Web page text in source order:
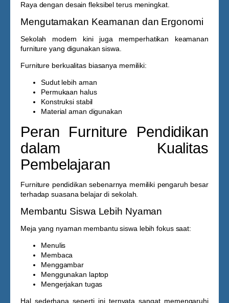
Raya dengan desain fleksibel terus meningkat.
Mengutamakan Keamanan dan Ergonomi
Sekolah modern kini juga memperhatikan keamanan
furniture yang digunakan siswa.
Furniture berkualitas biasanya memiliki:
Sudut lebih aman
Permukaan halus
Konstruksi stabil
Material aman digunakan
Peran Furniture Pendidikan
dalam Kualitas
Pembelajaran
Furniture pendidikan sebenarnya memiliki pengaruh besar
terhadap suasana belajar di sekolah.
Membantu Siswa Lebih Nyaman
Meja yang nyaman membantu siswa lebih fokus saat:
Menulis
Membaca
Menggambar
Menggunakan laptop
Mengerjakan tugas
Hal sederhana seperti ini ternyata sangat memengaruhi